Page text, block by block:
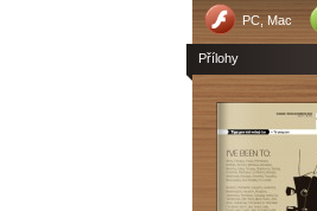
PC, Mac
Přílohy